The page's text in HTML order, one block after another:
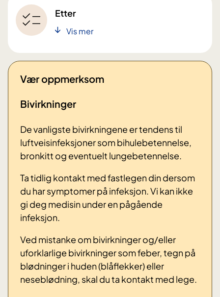
Etter
Vis mer
Vær oppmerksom
Bivirkninger
De vanligste bivirkningene er tendens til
luftveisinfeksjoner som bihulebetennelse,
bronkitt og eventuelt lungebetennelse.
Ta tidlig kontakt med fastlegen din dersom
du har symptomer på infeksjon. Vi kan ikke
gi deg medisin under en pågående
infeksjon.
Ved mistanke om bivirkninger og/eller
uforklarlige bivirkninger som feber, tegn på
blødninger i huden (blåflekker) eller
neseblødning, skal du ta kontakt med lege.